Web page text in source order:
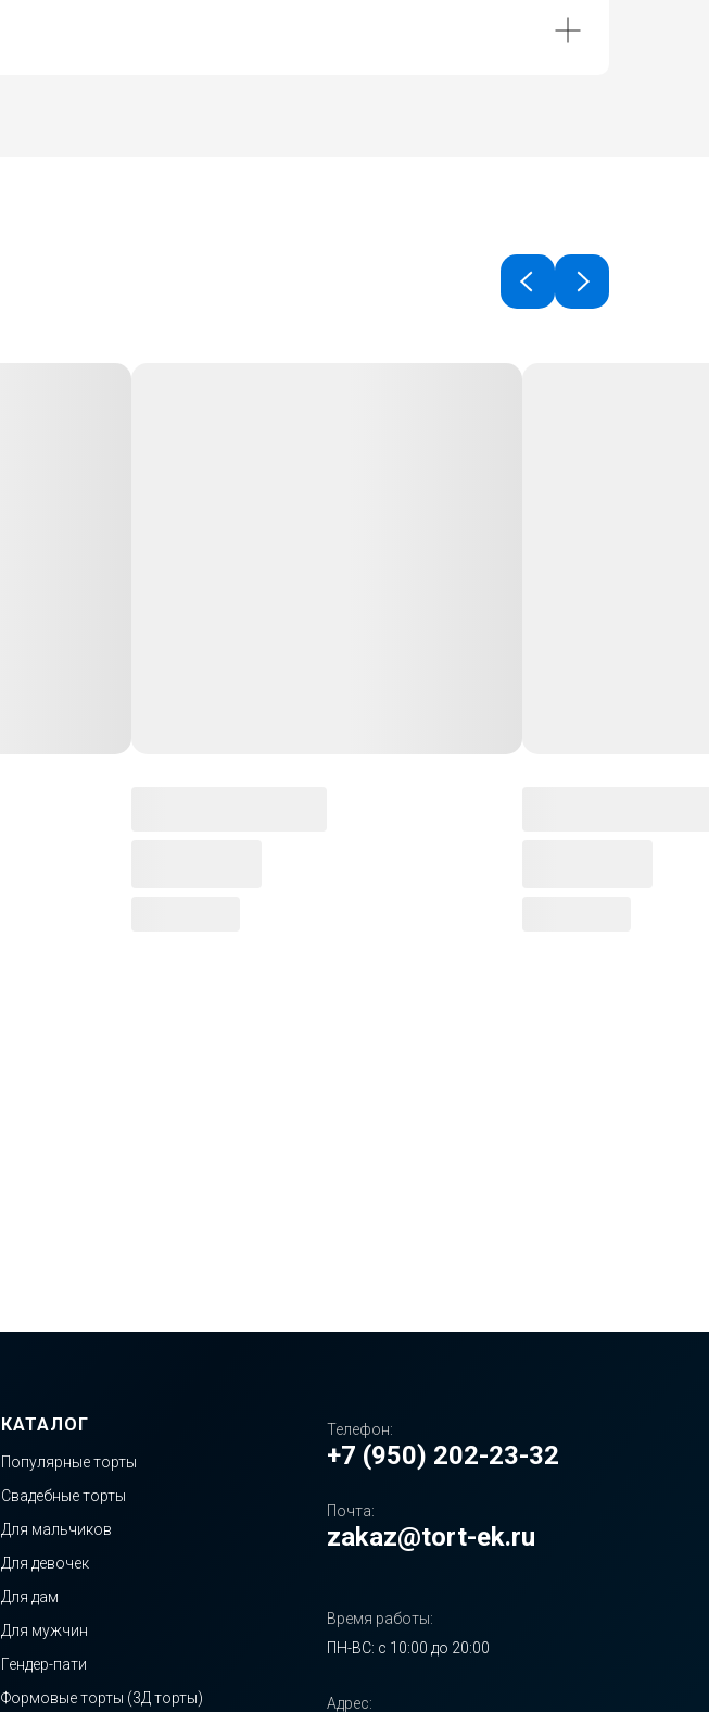
КАТАЛОГ
Популярные торты
Свадебные торты
Для мальчиков
Для девочек
Для дам
Для мужчин
Гендер-пати
Формовые торты (3Д торты)
Телефон:
+7 (950) 202-23-32
Почта:
zakaz@tort-ek.ru
Время работы:
ПН-ВС: с 10:00 до 20:00
Адрес: